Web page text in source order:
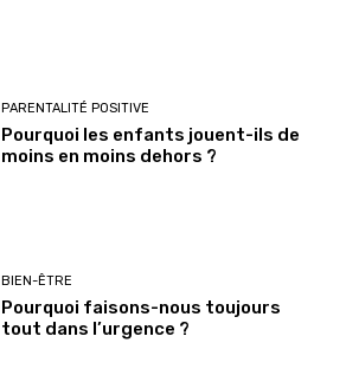
PARENTALITÉ POSITIVE
Pourquoi les enfants jouent-ils de
moins en moins dehors ?
BIEN-ÊTRE
Pourquoi faisons-nous toujours
tout dans l’urgence ?